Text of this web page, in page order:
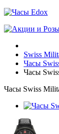
Swiss
Часы
Часы
Часы Swiss